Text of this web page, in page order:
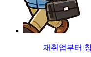
재취업부터